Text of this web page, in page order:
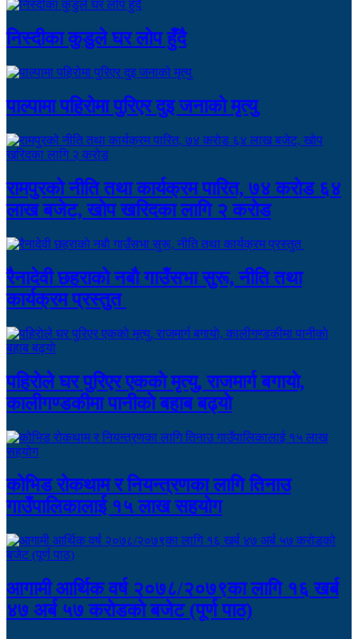
निस्दीका कुडुले घर लोप हुँदै
पाल्पामा पहिरोमा पुरिएर दुइ जनाको मृत्यु
रामपुरको नीति तथा कार्यक्रम पारित, ७४ कराेड ६४
लाख बजेट, खोप खरिदका लागि २ करोड
रैनादेवी छहराको नबाै गाउँसभा सुरू, नीति तथा
कार्यक्रम प्रस्तुत
पहिराेले घर पुरिएर एककाे मृत्यु, राजमार्ग बगायाे,
कालीगण्डकीमा पानीकाे बहाब बढ्याे
कोभिड रोकथाम र नियन्त्रणका लागि तिनाउ
गाउँपालिकालाई १५ लाख सहयोग
आगामी आर्थिक वर्ष २०७८/२०७९का लागि १६ खर्ब
४७ अर्ब ५७ करोडको बजेट (पूर्ण पाठ)